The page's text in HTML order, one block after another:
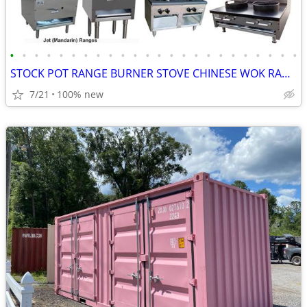
• • • • • • • • • • • • • • • • • • • • • • • •
STOCK POT RANGE BURNER STOVE CHINESE WOK RANGE propane LP natural gas
7/21 100% new